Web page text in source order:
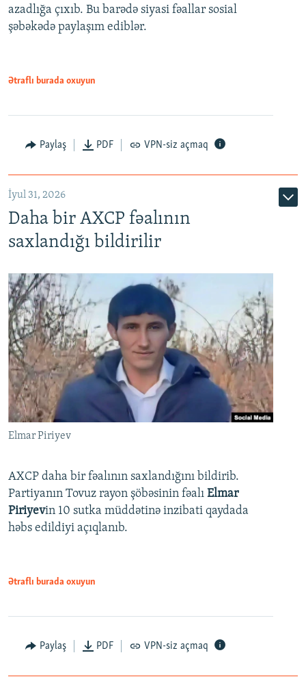
azadlığa çıxıb. Bu barədə siyasi fəallar sosial
şəbəkədə paylaşım ediblər.
Ətraflı burada oxuyun
Paylaş PDF VPN-siz açmaq
İyul 31, 2026
Daha bir AXCP fəalının
saxlandığı bildirilir
Elmar Piriyev
AXCP daha bir fəalının saxlandığını bildirib.
Partiyanın Tovuz rayon şöbəsinin fəalı Elmar
Piriyevin 10 sutka müddətinə inzibati qaydada
həbs edildiyi açıqlanıb.
Ətraflı burada oxuyun
Paylaş PDF VPN-siz açmaq